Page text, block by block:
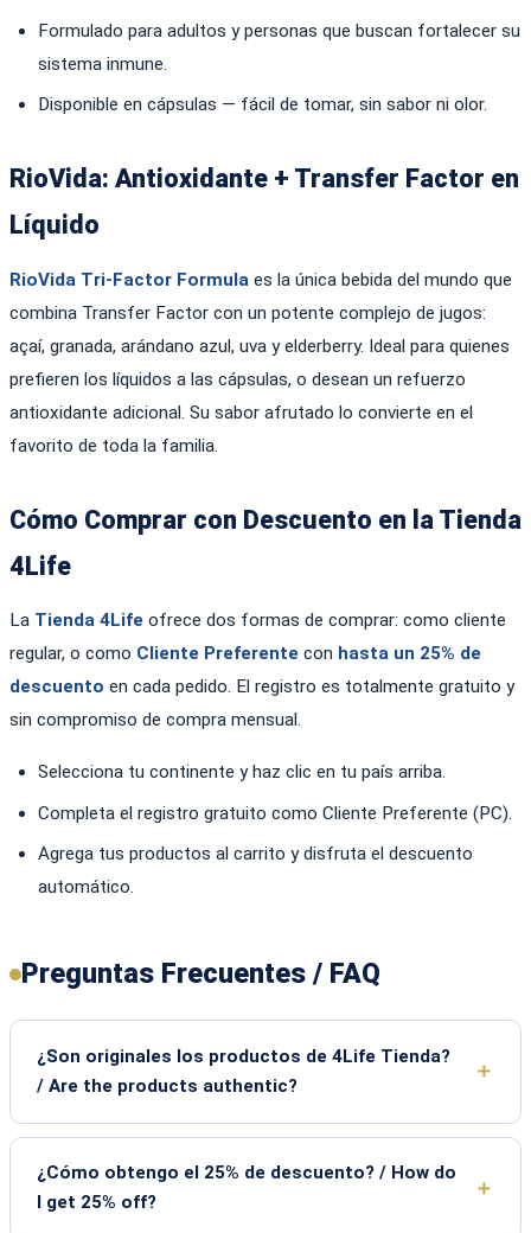
Formulado para adultos y personas que buscan fortalecer su
sistema inmune.
Disponible en cápsulas — fácil de tomar, sin sabor ni olor.
RioVida: Antioxidante + Transfer Factor en
Líquido
RioVida Tri-Factor Formula es la única bebida del mundo que
combina Transfer Factor con un potente complejo de jugos:
açaí, granada, arándano azul, uva y elderberry. Ideal para quienes
prefieren los líquidos a las cápsulas, o desean un refuerzo
antioxidante adicional. Su sabor afrutado lo convierte en el
favorito de toda la familia.
Cómo Comprar con Descuento en la Tienda
4Life
La Tienda 4Life ofrece dos formas de comprar: como cliente
regular, o como Cliente Preferente con hasta un 25% de
descuento en cada pedido. El registro es totalmente gratuito y
sin compromiso de compra mensual.
Selecciona tu continente y haz clic en tu país arriba.
Completa el registro gratuito como Cliente Preferente (PC).
Agrega tus productos al carrito y disfruta el descuento
automático.
Preguntas Frecuentes / FAQ
¿Son originales los productos de 4Life Tienda?
/ Are the products authentic?
¿Cómo obtengo el 25% de descuento? / How do
I get 25% off?